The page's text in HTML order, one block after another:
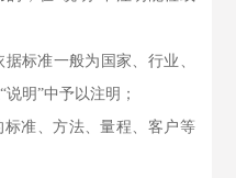
标准一般为国家、行业、
明”中予以注明；
准、方法、量程、客户等